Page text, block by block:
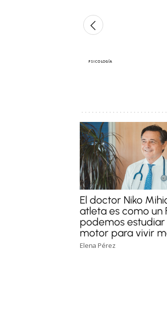
PSICOLOGÍA
El doctor Niko
atleta es como un
podemos estudiar
motor para vivir
Elena Pérez